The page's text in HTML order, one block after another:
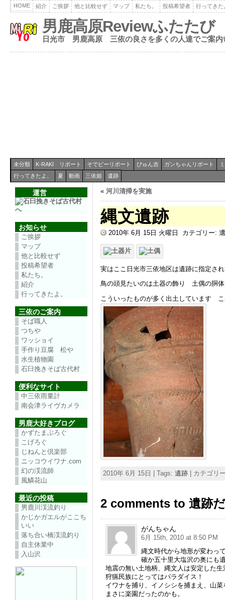
HOME 紹介 ご挨拶 他と比較せず マップ 私たち。 投稿希望者 行ってきた
男鹿高原Reviewふたたび
日光市 男鹿高原 三依の良さを多くの人達でご案
未分類 K-RAKI リポート そでピーリポート ぴゅん吉 ガンちゃんリポート
行ってきたよ。
夏 動画 三依姫 遺跡
運営
お知らせ
ご挨拶
マップ
他と比較せず
投稿希望者
私たち。
紹介
行ってきたよ。
三依のご案内
そば職人
つちや
ワッショイ
手作り豆腐 松や
水生植物園
石臼挽きそば古代村
便利なサイト
中三依雨量計
南会津ライヴカメラ
男鹿大好きブログ
かずたまぶろぐ
こげろぐ
じねんと倶楽部
ニッコウイワナ.com
幻の渓流師
風鱗花山
最近の投稿
男鹿川渓流釣り
かじかガエルがここち
いい
落ち合い橋渓流釣り
自主休業中
入山沢
« 河川清掃を実施
縄文遺跡
2010年 6月 15日 火曜日 カテゴリー:
実はここ日光市三依地区は遺跡に指定さ
鳥の頭見たいのは土器の飾り 土偶の胴
こういったものが多く出土しています
2010年 6月 15日 | Tags: 遺跡 | カテゴリ
2 comments to 遺跡
がんちゃん
6月 15th, 2010 at 8:50 PM
縄文時代から地形が変わっ
確か五十里大塩沢の奥にも
地震の無い土地柄、縄文人は安定した
狩猟民族にとってはパラダイス！
イワナを捕り、イノシシを捕まえ、山菜
まさに楽園だったのかも。